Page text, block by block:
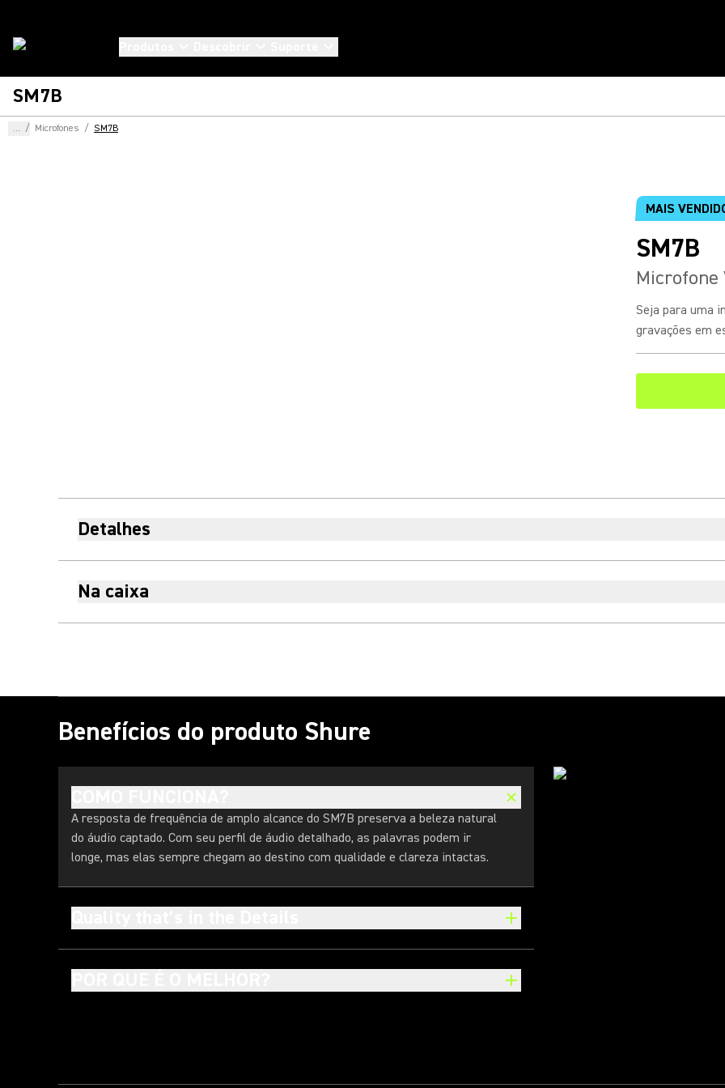
SM7B
... / Microfones / SM7B
MAIS
SM7B
Microfone
Seja para uma
gravações em
Detalhes
Na caixa
Benefícios do produto Shure
A resposta de frequência de amplo alcance do SM7B preserva a beleza natural
do áudio captado. Com seu perfil de áudio detalhado, as palavras podem ir
longe, mas elas sempre chegam ao destino com qualidade e clareza intactas.